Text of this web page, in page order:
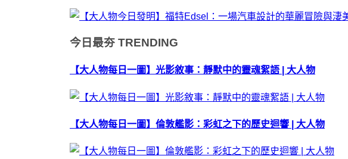
今日最夯 TRENDING
【大人物每日一圖】光影敘事：靜默中的靈魂絮語 | 大人物
【大人物每日一圖】倫敦艦影：彩虹之下的歷史迴響 | 大人物